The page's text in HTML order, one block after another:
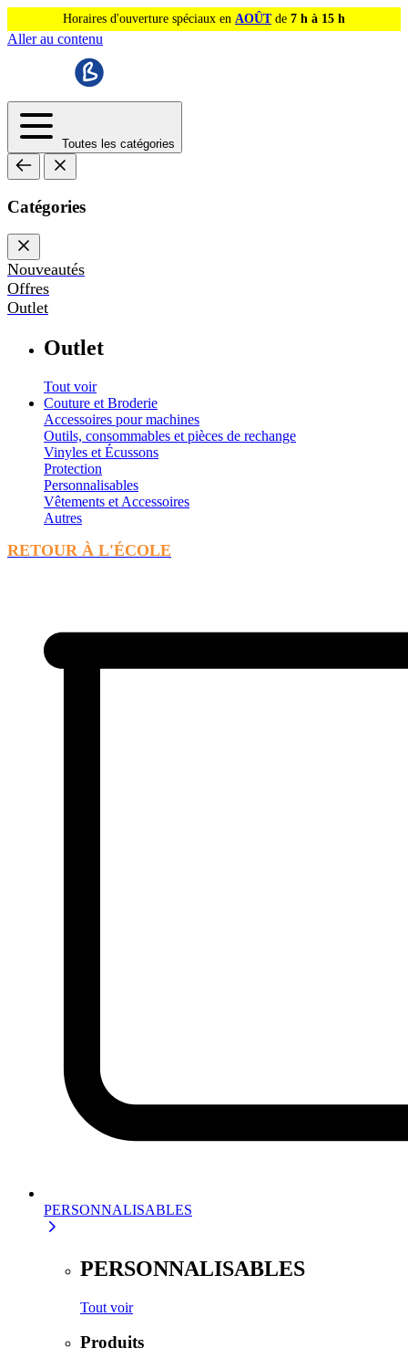
Horaires d'ouverture spéciaux en AOÛTde 7 h à 15 h
Aller au contenu
Toutes les catégories
Catégories
Nouveautés
Offres
Outlet
Outlet
Tout voir
Couture et Broderie
Accessoires pour machines
Outils, consommables et pièces de rechange
Vinyles et Écussons
Protection
Personnalisables
Vêtements et Accessoires
Autres
RETOUR À L'ÉCOLE
PERSONNALISABLES
PERSONNALISABLES
Tout voir
Produits